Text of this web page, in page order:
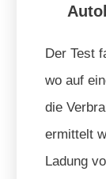
Der Test
wo auf
die
ermittelt
Ladung